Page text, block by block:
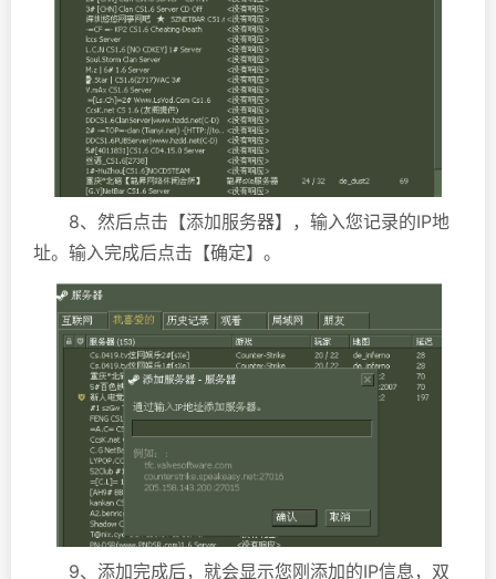
8、然后点击【添加服务器】，输入您记录的IP地
址。输入完成后点击【确定】。
9、添加完成后，就会显示您刚添加的IP信息，双